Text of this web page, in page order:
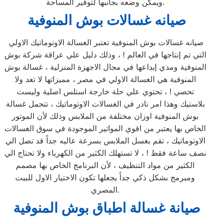
ويمكن وضعه بجانبها لتوفير المساحة.
صيانه غسالات بوش المنوفية
التي تم إنتاجها في العالم ! ، وذلك دليل علي عراقة شركة بوش
المنوفية ومدي إبداعها في مجال الاجهزة المنزلية ، غسالة بوش
المنوفية هي الغسالة الاولي في مصر ، مميزاتها لا تعد ولا
تحصي ! ، تحتوي علي حلة خارجة استلس اصلية وليست
بلاستيك وهذا امر نادر في الغسالات الاوتوماتيك ، تتحمل غسالة
بوش المنوفية اوزان مختلفة من الملابس وذلك لأن الموتور
الخاص بها يعتبر من اقوي المواتير الموجودة في سوق الغسالات
الاوتوماتيك ، تقم بغسل الملابس بسرعة عاليه جداً قد تصل الي
نصف ساعة فقط ! ، لا تستهلك الكثير من الكهرباء ولا تحتاج الي
الكثير من مواد التنظيف ، لأن البرنامج الخاص بها مصمم
ومبرمج بشكل ذكي جداً يجعلها تكون الاختيار الاول للبيت
المصري.
صيانة غسالة اطباق بوش المنوفية